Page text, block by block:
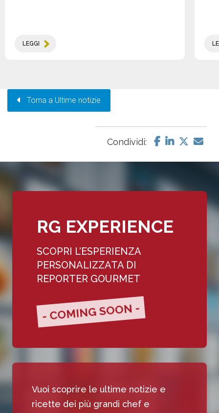
LEGGI
Torna a Ultime notizie
Condividi:
RG EXPERIENCE
SCOPRI L’ESPERIENZA
PERSONALIZZATA DI
REPORTER GOURMET
- COMING SOON -
Vuoi scoprire le ultime notizie e
ricette dei più grandi chef e